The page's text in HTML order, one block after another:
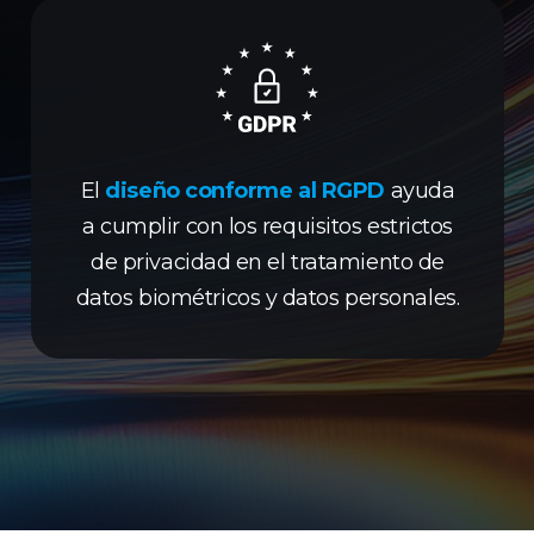
El diseño conforme al RGPD ayuda
a cumplir con los requisitos estrictos
de privacidad en el tratamiento de
datos biométricos y datos personales.